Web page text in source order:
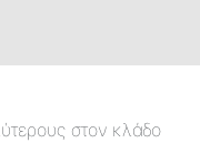
στον κλάδο